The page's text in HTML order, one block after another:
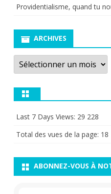
Providentialisme, quand tu
ARCHIVES
Archives
Last 7 Days Views: 29 228
Total des vues de la page: 18
ABONNEZ-VOUS À